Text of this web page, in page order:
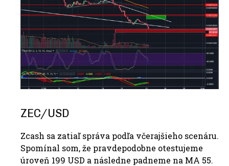
ZEC/USD
Zcash sa zatiaľ správa podľa včerajšieho scenáru.
Spomínal som, že pravdepodobne otestujeme
úroveň 199 USD a následne padneme na MA 55.